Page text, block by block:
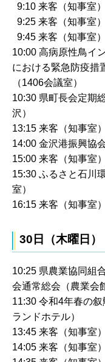
9:10 来客（知事室）
9:25 来客（知事室）
9:45 来客（知事室）
10:00 高病原性鳥イ
における緊急防疫措
（1406会議室）
10:30 県町長会定期
沢）
13:15 来客（知事室）
14:00 金沢港振興協
15:00 来客（知事室）
15:30 ふるさと石川
室）
16:15 来客（知事室）
30日（木曜日）
10:25 県農業協同組
会通常総会（農業会
11:30 令和4年春の
ランドホテル）
13:45 来客（知事室）
14:05 来客（知事室）